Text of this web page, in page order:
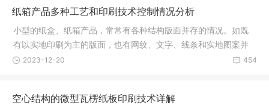
纸箱产品多种工艺和印刷技术控制情况分析
小型的纸盒、纸箱产品，常常有各种结构版面并存的情况。如既
有以实地印刷为主的版面，也有网纹、文字、线条和实地图案并
存的印刷
454
2023-12-20
空心结构的微型瓦楞纸板印刷技术详解